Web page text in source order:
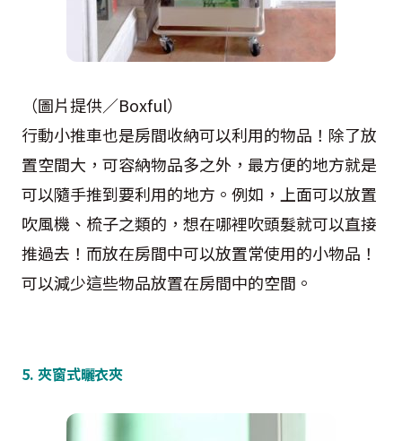
（圖片提供／Boxful）
行動小推車也是房間收納可以利用的物品！除了放
置空間大，可容納物品多之外，最方便的地方就是
可以隨手推到要利用的地方。例如，上面可以放置
吹風機、梳子之類的，想在哪裡吹頭髮就可以直接
推過去！而放在房間中可以放置常使用的小物品！
可以減少這些物品放置在房間中的空間。
5. 夾窗式曬衣夾